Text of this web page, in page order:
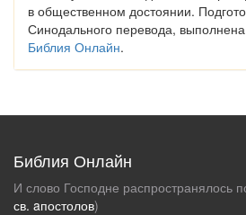
в общественном достоянии.
Синодального перевода,
Библия Онлайн.
Библия Онлайн
И слово Господне распространялось
св. aпостолов)